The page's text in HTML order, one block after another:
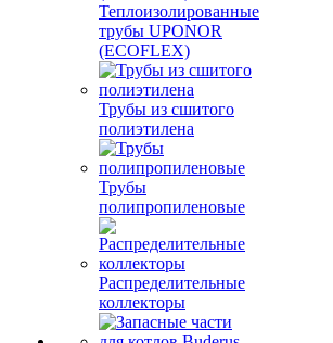
Теплоизолированные
трубы UPONOR
(ECOFLEX)
Трубы из сшитого
полиэтилена
Трубы
полипропиленовые
Распределительные
коллекторы